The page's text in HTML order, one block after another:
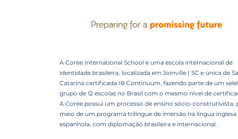
A Coree International School é uma escola internacional de
identidade brasileira, localizada em Joinville | SC e única de
Catarina certificada IB Continuum, fazendo parte de um
grupo de 12 escolas no Brasil com o mesmo nível de
A Coree possui um processo de ensino sócio-construtivista,
meio de um programa trilíngue de imersão na língua inglesa
espanhola, com diplomação brasileira e internacional.